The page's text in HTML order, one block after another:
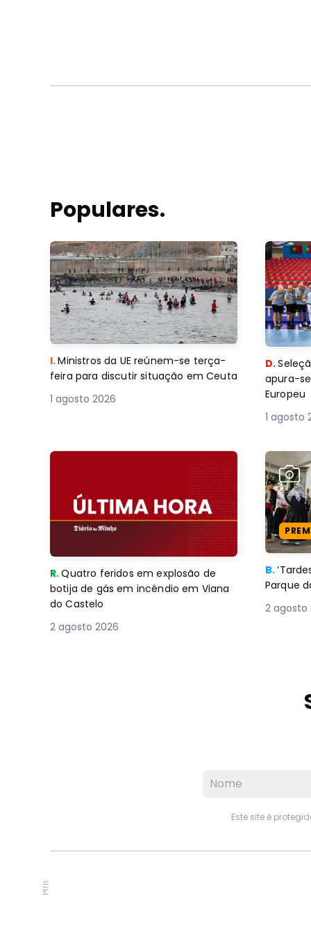
Populares.
I.Ministros da UE reúnem-se terça-
feira para discutir situação em Ceuta
1 agosto 2026
D.
apura-
Europeu
1 agosto
R.Quatro feridos em explosão de
botija de gás em incêndio em Viana
do Castelo
2 agosto 2026
B.
Parque
2 agosto
Este site é
PUB.